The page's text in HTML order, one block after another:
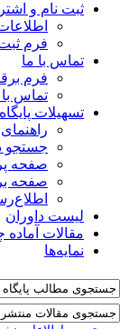
ثبت نام و
فرم
تماس با ما
فرم
تماس
تسهیلات پایگاه
جستجو
صفحه
صفحه
لیست داوران
مقالات آماده
نمایه‌ها